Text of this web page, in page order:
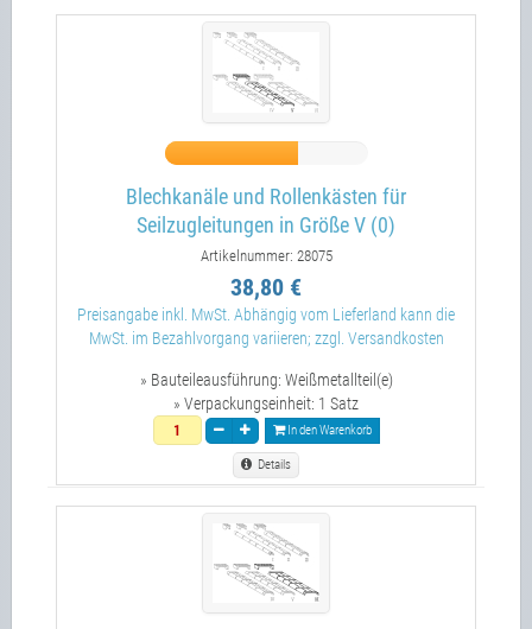
Blechkanäle und Rollenkästen für
Seilzugleitungen in Größe V (0)
Artikelnummer: 28075
38,80 €
Preisangabe inkl. MwSt. Abhängig vom Lieferland kann die
MwSt. im Bezahlvorgang variieren; zzgl. Versandkosten
» Bauteileausführung: Weißmetallteil(e)
» Verpackungseinheit: 1 Satz
In den Warenkorb
Details